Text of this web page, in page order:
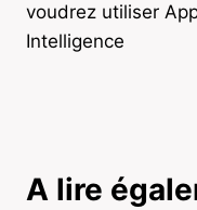
voudrez utiliser
Intelligence
A lire